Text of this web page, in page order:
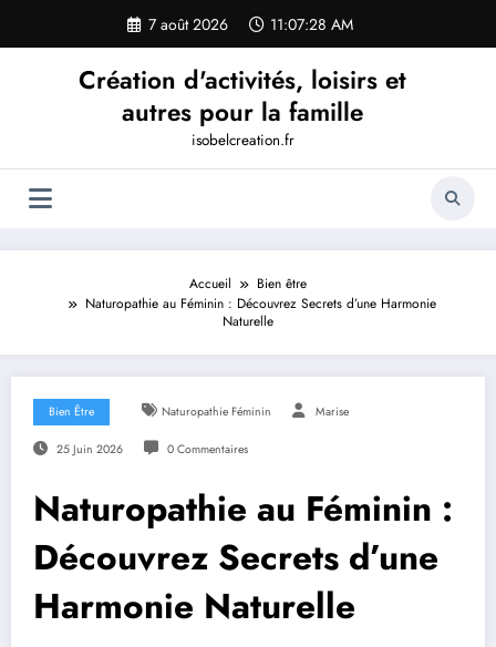
contenu
7 août 2026 11:07:29 AM
Création d'activités, loisirs et
autres pour la famille
isobelcreation.fr
Accueil
Bien être
Naturopathie au Féminin : Découvrez Secrets d’une Harmonie
Naturelle
Bien Être Naturopathie Féminin Marise
25 Juin 2026 0 Commentaires
Naturopathie au Féminin :
Découvrez Secrets d’une
Harmonie Naturelle